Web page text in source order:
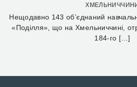
Нещодавно 143 об’єднаний
«Поділля», що на Хмельниччині,
184-го […]